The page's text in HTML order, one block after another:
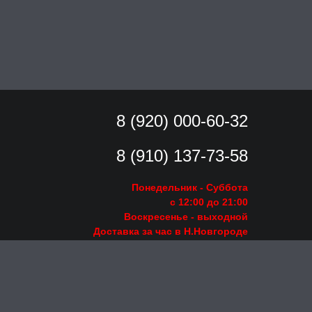
8 (920) 000-60-32
8 (910) 137-73-58
Понедельник - Суббота
с 12:00 до 21:00
Воскресенье - выходной
Доставка за час в Н.Новгороде